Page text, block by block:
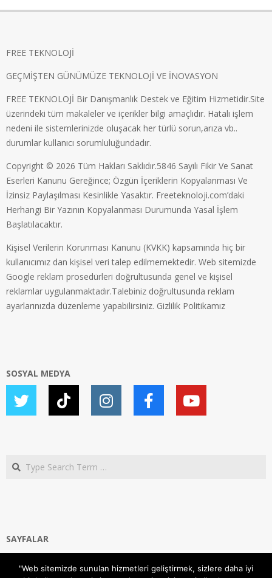
FREE TEKNOLOJİ
GEÇMİŞTEN GÜNÜMÜZE TEKNOLOJİ VE İNOVASYON
FREE TEKNOLOJİ Bir Danışmanlık Destek ve Eğitim Hizmetidir.Site
üzerindeki tüm makaleler ve içerikler bilgi amaçlıdır. Hatalı işlem
nedeni ile sistemlerinizde oluşacak her türlü sorun,arıza vb..
durumlar kullanıcı sorumluluğundadır.
Copyright © 2026 Tüm Hakları Saklıdır.5846 Sayılı Fikir Ve Sanat
Eserleri Kanunu Gereğince; Özgün İçeriklerin Kopyalanması Ve
İzinsiz Paylaşılması Kesinlikle Yasaktır. Freeteknoloji.com’daki
Herhangi Bir Yazının Kopyalanması Durumunda Yasal İşlem
Başlatılacaktır.
Kişisel Verilerin Korunması Kanunu (KVKK) kapsamında hiç bir
kullanıcımız dan kişisel veri talep edilmemektedir. Web sitemizde
Google reklam prosedürleri doğrultusunda genel ve kişisel
reklamlar uygulanmaktadır.Talebiniz doğrultusunda reklam
ayarlarınızda düzenleme yapabilirsiniz. Gizlilik Politikamız
SOSYAL MEDYA
Search
SAYFALAR
Gizlilik ve Çerezler (Cookies) Politikası
"Web sitemizde sunulan hizmetleri geliştirmek, sizlere daha iyi